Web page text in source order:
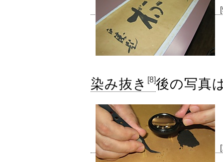
染み抜き [8]後の写真